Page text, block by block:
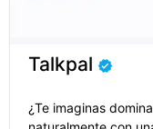
Talkpal
¿Te imaginas